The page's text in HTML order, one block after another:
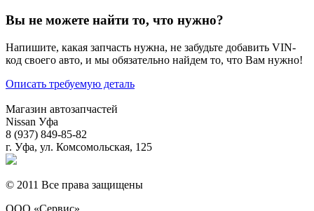
Вы не можете найти то, что нужно?
Напишите, какая запчасть нужна, не забудьте добавить VIN-
код своего авто, и мы обязательно найдем то, что Вам нужно!
Описать требуемую деталь
Магазин автозапчастей
Nissan Уфа
8 (937) 849-85-82
г. Уфа, ул. Комсомольская, 125
© 2011 Все права защищены
ООО «Сервис»